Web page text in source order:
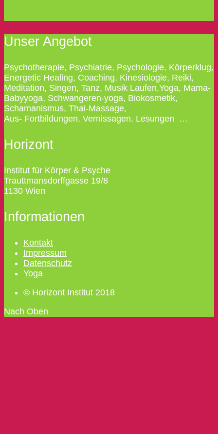
Unser Angebot
Psychotherapie, Psychiatrie, Psychologie, Körperklug,
Energetic Healing, Coaching, Kinesiologie, Reiki,
Meditation, Singen, Tanz, Musik Laufen,Yoga, Mama-
Babyyoga, Schwangeren-yoga, Biokosmetik,
Schamanismus, Thai-Massage,
Aus- Fortbildungen, Vernissagen, Lesungen …
Horizont
Institut für Körper & Psyche
Trauttmansdorffgasse 19/8
1130 Wien
Informationen
Kontakt
Impressum
Datenschutz
Yoga
© Horizont Institut 2018
Nach Oben